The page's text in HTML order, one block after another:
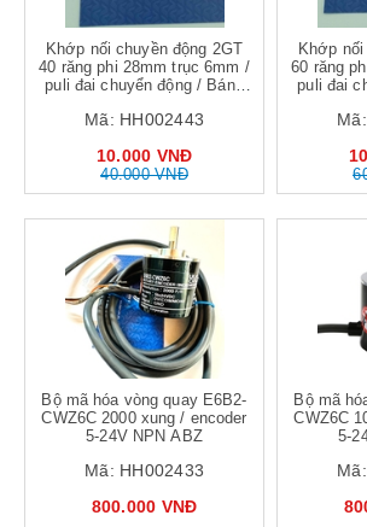
Khớp nối chuyền động 2GT
40 răng phi 28mm trục 6mm /
puli đai chuyển động / Bánh
- K3H10
Mã: HH002443
10.000 VNĐ
40.000 VNĐ
Khớp
60 răng
puli đai
Mã:
Bộ mã hóa vòng quay E6B2-
CWZ6C 2000 xung / encoder
5-24V NPN ABZ
Mã: HH002433
800.000 VNĐ
Bộ mã
CWZ6C
5-
Mã: